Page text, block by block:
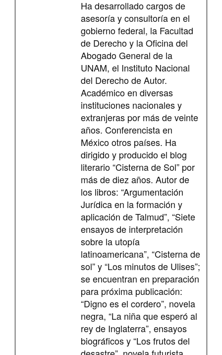
Ha desarrollado cargos de
asesoría y consultoría en el
gobierno federal, la Facultad
de Derecho y la Oficina del
Abogado General de la
UNAM, el Instituto Nacional
del Derecho de Autor.
Académico en diversas
instituciones nacionales y
extranjeras por más de veinte
años. Conferencista en
México otros países. Ha
dirigido y producido el blog
literario “Cisterna de Sol” por
más de diez años. Autor de
los libros: “Argumentación
Jurídica en la formación y
aplicación de Talmud”, “Siete
ensayos de interpretación
sobre la utopía
latinoamericana”, “Cisterna de
sol” y “Los minutos de Ulises”;
se encuentran en preparación
para próxima publicación:
“Digno es el cordero”, novela
negra, “La niña que esperó al
rey de Inglaterra”, ensayos
biográficos y “Los frutos del